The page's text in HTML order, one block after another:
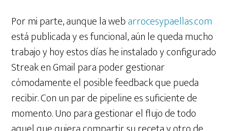
Por mi parte, aunque la webarrocesypaellas.com
está publicada y es funcional, aún le queda mucho
trabajo y hoy estos días he instalado y configurado
Streak en Gmail para poder gestionar
cómodamente el posible feedback que pueda
recibir. Con un par de pipeline es suficiente de
momento. Uno para gestionar el flujo de todo